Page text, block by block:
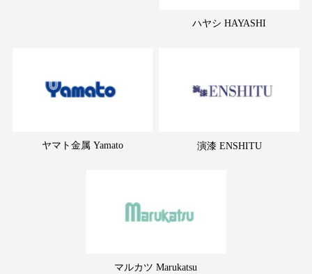
ハヤシ HAYASHI
ヤマト金属 Yamato 演漆 ENSHITU
マルカツ Marukatsu